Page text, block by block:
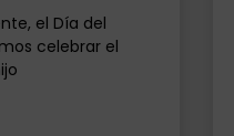
el Día del
celebrar el